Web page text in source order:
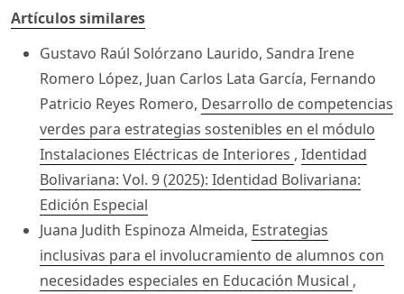
Artículos similares
Gustavo Raúl Solórzano Laurido, Sandra Irene
Romero López, Juan Carlos Lata García, Fernando
Patricio Reyes Romero, Desarrollo de competencias
verdes para estrategias sostenibles en el módulo
Instalaciones Eléctricas de Interiores , Identidad
Bolivariana: Vol. 9 (2025): Identidad Bolivariana:
Edición Especial
Juana Judith Espinoza Almeida, Estrategias
inclusivas para el involucramiento de alumnos con
necesidades especiales en Educación Musical ,